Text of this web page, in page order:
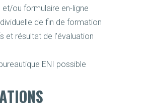
ou formulaire en-ligne
de fin de formation
et résultat de l’évaluation
ENI possible